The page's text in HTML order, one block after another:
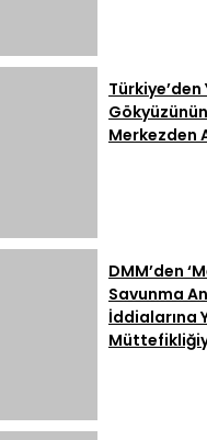
Merkezden
DMM’den
Savunma
İddialarına